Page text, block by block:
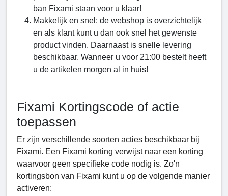
ban Fixami staan voor u klaar!
Makkelijk en snel: de webshop is overzichtelijk
en als klant kunt u dan ook snel het gewenste
product vinden. Daarnaast is snelle levering
beschikbaar. Wanneer u voor 21:00 bestelt heeft
u de artikelen morgen al in huis!
Fixami Kortingscode of actie
toepassen
Er zijn verschillende soorten acties beschikbaar bij
Fixami. Een Fixami korting verwijst naar een korting
waarvoor geen specifieke code nodig is. Zo'n
kortingsbon van Fixami kunt u op de volgende manier
activeren: